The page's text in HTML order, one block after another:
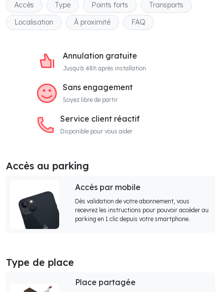
Accès Type Points forts
Transports
Localisation
À proximité FAQ
Annulation gratuite
Jusqu'à 48h après installation
Sans engagement
Soyez libre de partir
Service client réactif
Disponible pour vous aider
Accès au parking
Accès par mobile
Dès validation de votre abonnement, vous
recevrez les instructions pour pouvoir accéder au
parking en 1 clic depuis votre smartphone.
Type de place
Place partagée